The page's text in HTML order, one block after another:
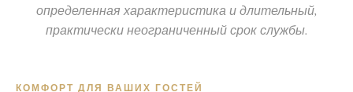
определенная характеристика и длительный,
практически неограниченный срок службы.
КОМФОРТ ДЛЯ ВАШИХ ГОСТЕЙ